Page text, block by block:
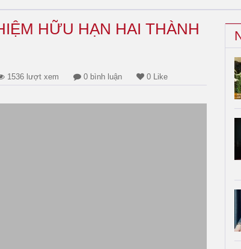
HỮU HẠN HAI THÀNH
1536 lượt xem 0 bình luận 0 Like